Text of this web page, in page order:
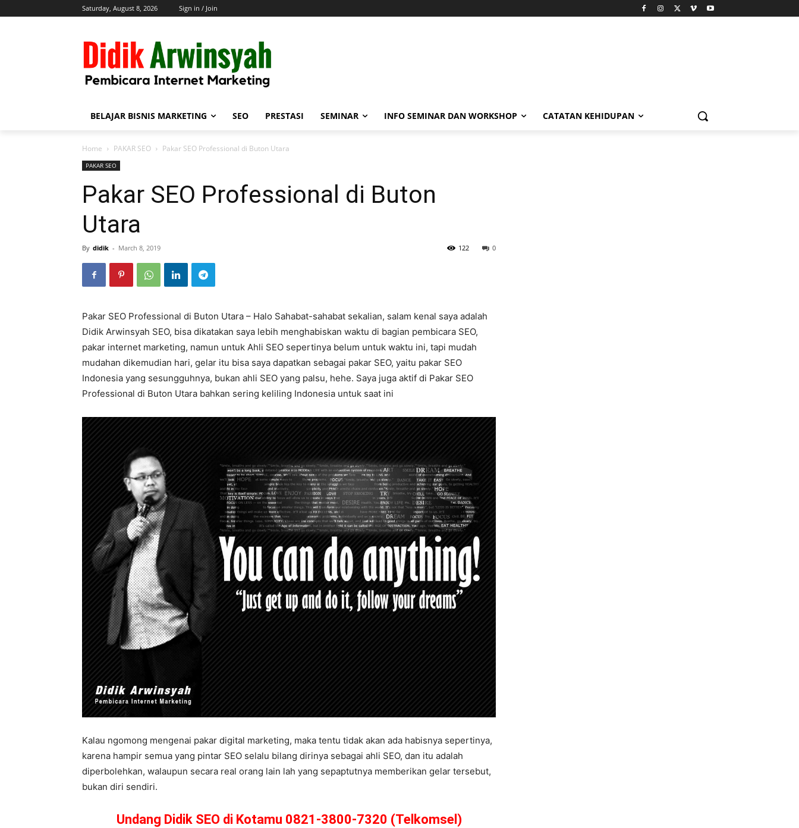
Saturday, August 8, 2026 Sign in / Join
BELAJAR BISNIS MARKETING SEO PRESTASI SEMINAR INFO SEMINAR DAN WORKSHOP CATATAN KEHIDUPAN
Home PAKAR SEO Pakar SEO Professional di Buton Utara
PAKAR SEO
Pakar SEO Professional di Buton
Utara
By didik - March 8, 2019 0
122
Pakar SEO Professional di Buton Utara – Halo Sahabat-sahabat sekalian, salam kenal saya adalah
Didik Arwinsyah SEO, bisa dikatakan saya lebih menghabiskan waktu di bagian pembicara SEO,
pakar internet marketing, namun untuk Ahli SEO sepertinya belum untuk waktu ini, tapi mudah
mudahan dikemudian hari, gelar itu bisa saya dapatkan sebagai pakar SEO, yaitu pakar SEO
Indonesia yang sesungguhnya, bukan ahli SEO yang palsu, hehe. Saya juga aktif di Pakar SEO
Professional di Buton Utara bahkan sering keliling Indonesia untuk saat ini
Kalau ngomong mengenai pakar digital marketing, maka tentu tidak akan ada habisnya sepertinya,
karena hampir semua yang pintar SEO selalu bilang dirinya sebagai ahli SEO, dan itu adalah
diperbolehkan, walaupun secara real orang lain lah yang sepaptutnya memberikan gelar tersebut,
bukan diri sendiri.
Undang Didik SEO di Kotamu 0821-3800-7320 (Telkomsel)